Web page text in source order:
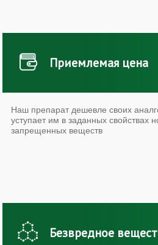
Приемлемая цена
Наш препарат дешевле своих
уступает им в заданных свойствах
запрещенных веществ
Безвредное